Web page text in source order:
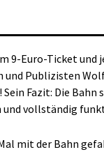
9-Euro-Ticket und
Publizisten
Fazit: Die
und vollständig
mit der Bahn